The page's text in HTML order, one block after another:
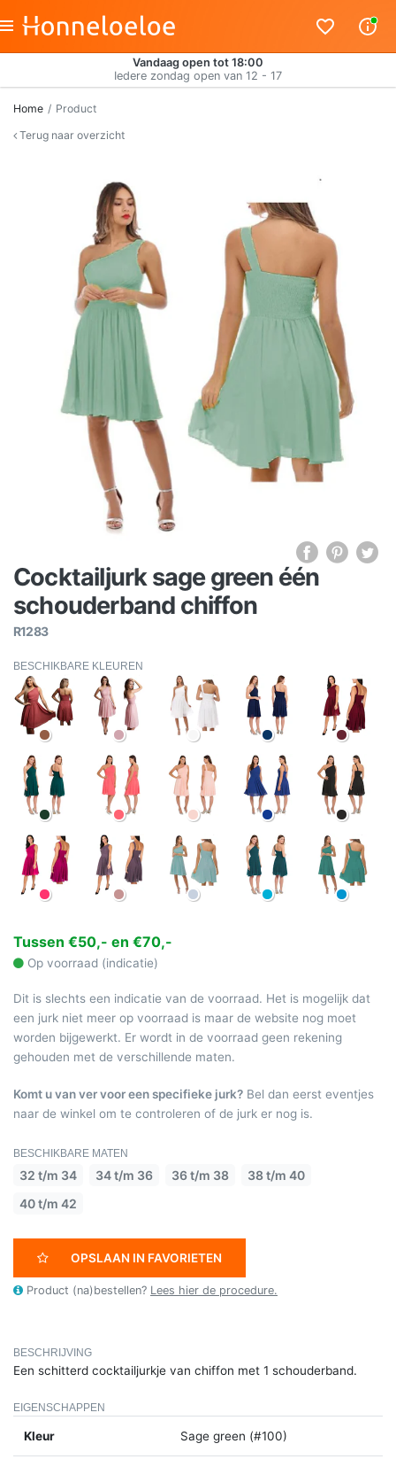
Vandaag open tot 18:00
Iedere zondag open van 12 - 17
Home
Product
Terug naar overzicht
Cocktailjurk sage green één
schouderband chiffon
R1283
BESCHIKBARE KLEUREN
Tussen €50,- en €70,-
Op voorraad (indicatie)
Dit is slechts een indicatie van de voorraad. Het is mogelijk dat
een jurk niet meer op voorraad is maar de website nog moet
worden bijgewerkt. Er wordt in de voorraad geen rekening
gehouden met de verschillende maten.
Komt u van ver voor een specifieke jurk? Bel dan eerst eventjes
naar de winkel om te controleren of de jurk er nog is.
BESCHIKBARE MATEN
32 t/m 34 34 t/m 36 36 t/m 38
38 t/m 40
40 t/m 42
OPSLAAN IN FAVORIETEN
Product (na)bestellen? Lees hier de procedure.
BESCHRIJVING
Een schitterd cocktailjurkje van chiffon met 1 schouderband.
EIGENSCHAPPEN
Kleur Sage green (#100)